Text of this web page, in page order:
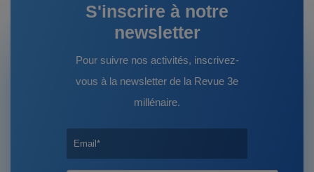
S'inscrire à notre
newsletter
Pour suivre nos activités, inscrivez-
vous à la newsletter de la Revue 3e
millénaire.